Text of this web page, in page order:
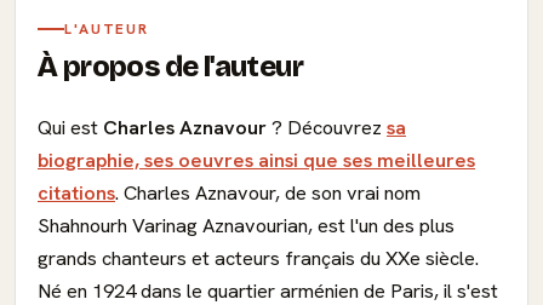
L'AUTEUR
À propos de l'auteur
Qui est Charles Aznavour? Découvrez sa
biographie, ses oeuvres ainsi que ses meilleures
citations. Charles Aznavour, de son vrai nom
Shahnourh Varinag Aznavourian, est l'un des plus
grands chanteurs et acteurs français du XXe siècle.
Né en 1924 dans le quartier arménien de Paris, il s'est